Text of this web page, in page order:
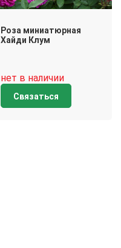
Роза миниатюрная
Хайди Клум
нет в наличии
Связаться